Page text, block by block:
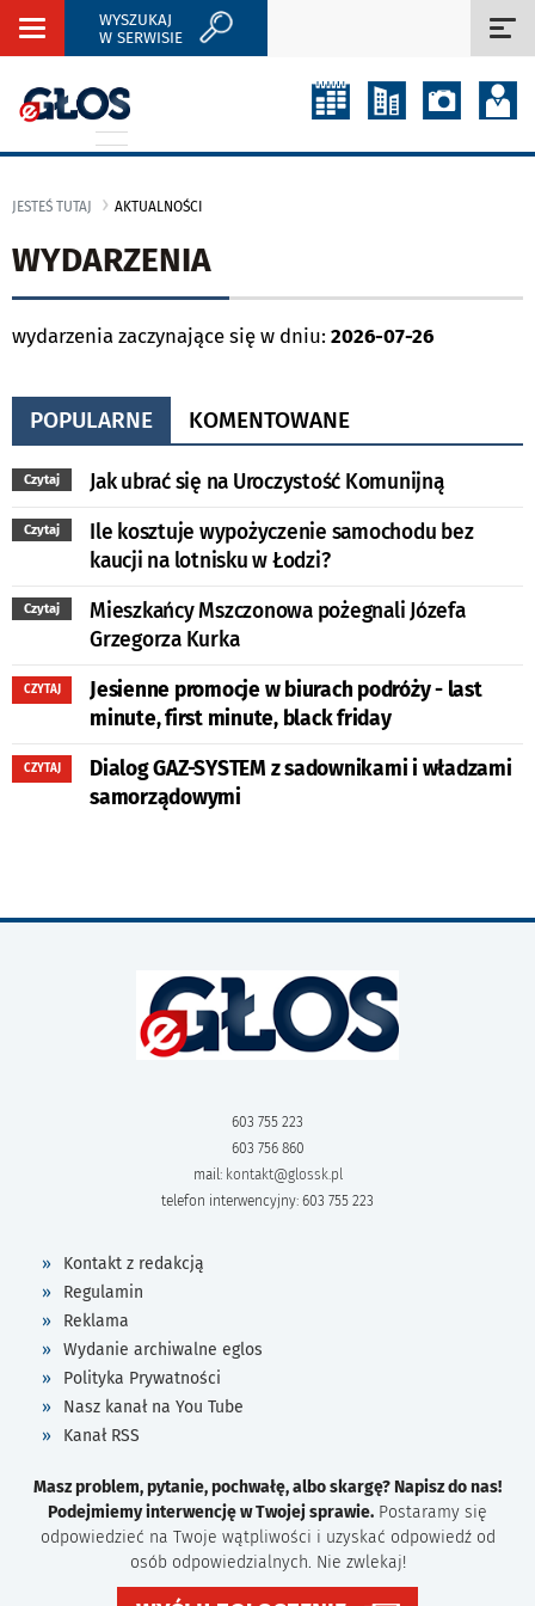
Rozwiń
WYSZUKAJ
W SERWISIE
JESTEŚ TUTAJ AKTUALNOŚCI
WYDARZENIA
wydarzenia zaczynające się w dniu: 2026-07-26
POPULARNE KOMENTOWANE
Czytaj Jak ubrać się na Uroczystość Komunijną
Czytaj
Ile kosztuje wypożyczenie samochodu bez
kaucji na lotnisku w Łodzi?
Czytaj
Mieszkańcy Mszczonowa pożegnali Józefa
Grzegorza Kurka
CZYTAJ
Jesienne promocje w biurach podróży - last
minute, first minute, black friday
CZYTAJ
Dialog GAZ-SYSTEM z sadownikami i władzami
samorządowymi
603 755 223
603 756 860
mail: kontakt@glossk.pl
telefon interwencyjny: 603 755 223
Kontakt z redakcją
Regulamin
Reklama
Wydanie archiwalne eglos
Polityka Prywatności
Nasz kanał na You Tube
Kanał RSS
Masz problem, pytanie, pochwałę, albo skargę? Napisz do nas!
Podejmiemy interwencję w Twojej sprawie. Postaramy się
odpowiedzieć na Twoje wątpliwości i uzyskać odpowiedź od
osób odpowiedzialnych. Nie zwlekaj!